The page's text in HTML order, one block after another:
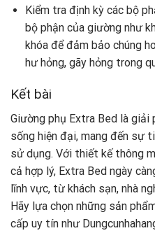
Kiểm tra định kỳ các bộ
bộ phận của giường như
khóa để đảm bảo chúng
hư hỏng, gãy hỏng trong
Kết bài
Giường phụ Extra Bed là giải
sống hiện đại, mang đến sự
sử dụng. Với thiết kế thông
cả hợp lý, Extra Bed ngày
lĩnh vực, từ khách sạn, nhà
Hãy lựa chọn những sản
cấp uy tín như